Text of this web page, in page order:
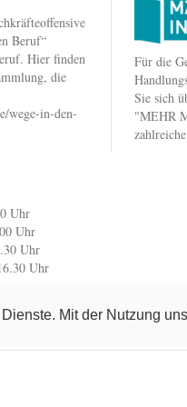
Mit der Nutzung
Beruf“
Hier finden
die
wege-in-den-
Uhr
Uhr
Uhr
Uhr
Für die
Sie sich
"MEHR